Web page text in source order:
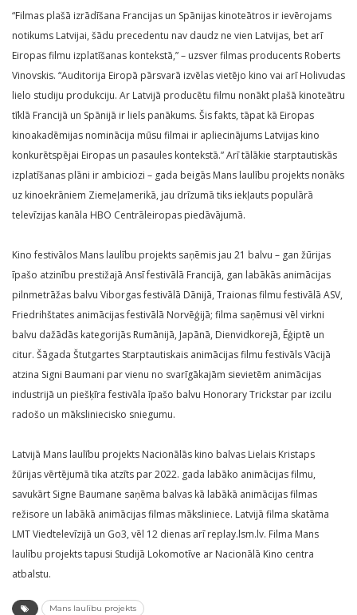
“Filmas plašā izrādīšana Francijas un Spānijas kinoteātros ir ievērojams
notikums Latvijai, šādu precedentu nav daudz ne vien Latvijas, bet arī
Eiropas filmu izplatīšanas kontekstā,” – uzsver filmas producents Roberts
Vinovskis. “Auditorija Eiropā pārsvarā izvēlas vietējo kino vai arī Holivudas
lielo studiju produkciju. Ar Latvijā producētu filmu nonākt plašā kinoteātru
tīklā Francijā un Spānijā ir liels panākums. Šis fakts, tāpat kā Eiropas
kinoakadēmijas nominācija mūsu filmai ir apliecinājums Latvijas kino
konkurētspējai Eiropas un pasaules kontekstā.” Arī tālākie starptautiskās
izplatīšanas plāni ir ambiciozi – gada beigās Mans laulību projekts nonāks
uz kinoekrāniem Ziemeļamerikā, jau drīzumā tiks iekļauts populārā
televīzijas kanāla HBO Centrāleiropas piedāvājumā.
Kino festivālos Mans laulību projekts saņēmis jau 21 balvu – gan žūrijas
īpašo atzinību prestižajā Ansī festivālā Francijā, gan labākās animācijas
pilnmetrāžas balvu Viborgas festivālā Dānijā, Traionas filmu festivālā ASV,
Friedrihštates animācijas festivālā Norvēģijā; filma saņēmusi vēl virkni
balvu dažādās kategorijās Rumānijā, Japānā, Dienvidkorejā, Ēģiptē un
citur. Šāgada Štutgartes Starptautiskais animācijas filmu festivāls Vācijā
atzina Signi Baumani par vienu no svarīgākajām sievietēm animācijas
industrijā un piešķīra festivāla īpašo balvu Honorary Trickstar par izcilu
radošo un māksliniecisko sniegumu.
Latvijā Mans laulību projekts Nacionālās kino balvas Lielais Kristaps
žūrijas vērtējumā tika atzīts par 2022. gada labāko animācijas filmu,
savukārt Signe Baumane saņēma balvas kā labākā animācijas filmas
režisore un labākā animācijas filmas māksliniece. Latvijā filma skatāma
LMT Viedtelevīzijā un Go3, vēl 12 dienas arī replay.lsm.lv. Filma Mans
laulību projekts tapusi Studijā Lokomotīve ar Nacionālā Kino centra
atbalstu.
Mans laulību projekts